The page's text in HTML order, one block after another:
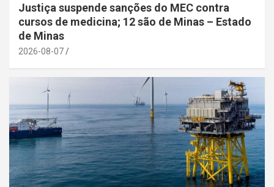
Justiça suspende sanções do MEC contra
cursos de medicina; 12 são de Minas – Estado
de Minas
2026-08-07